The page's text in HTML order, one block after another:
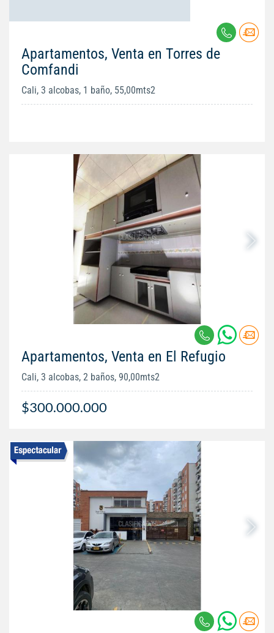
Apartamentos, Venta en Torres de
Comfandi
Cali, 3 alcobas, 1 baño, 55,00mts2
Apartamentos, Venta en El Refugio
Cali, 3 alcobas, 2 baños, 90,00mts2
$300.000.000